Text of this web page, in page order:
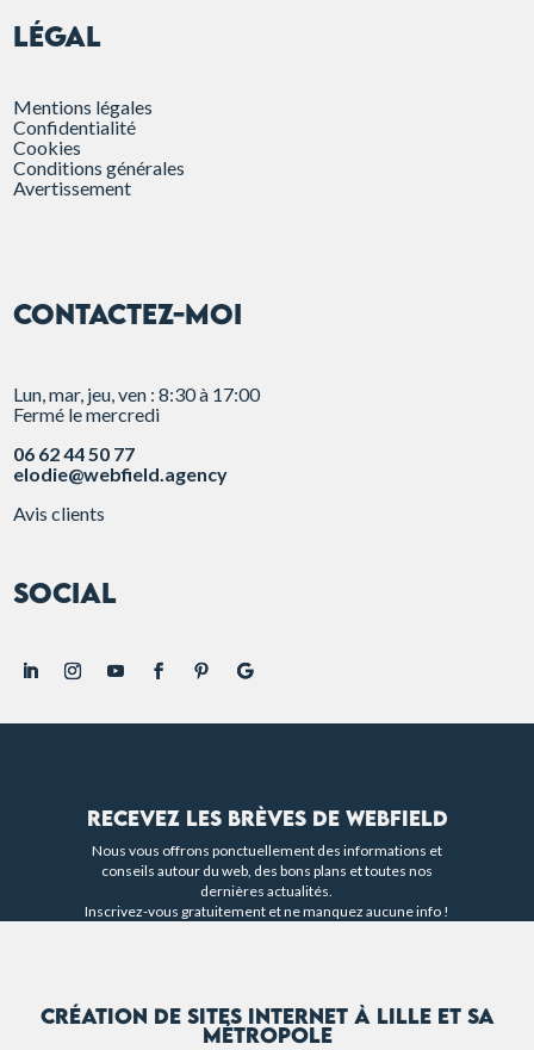
Légal
Mentions légales
Confidentialité
Cookies
Conditions générales
Avertissement
CONTACTEZ-MOI
Lun, mar, jeu, ven : 8:30 à 17:00
Fermé le mercredi
06 62 44 50 77
elodie@webfield.agency
Avis clients
Social
Recevez les brèves de Webfield
Nous vous offrons ponctuellement des informations et
conseils autour du web, des bons plans et toutes nos
dernières actualités.
Inscrivez-vous gratuitement et ne manquez aucune info !
Création de sites internet à Lille et sa
métropole